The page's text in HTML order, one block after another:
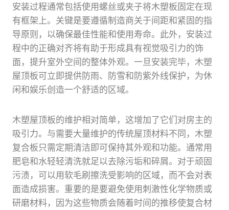
安装过程通常包括使用螺丝或夹子将木塑板固定在现
有框架上。关键是要遵循制造商关于间距和紧固的指
导原则，以确保最佳性能和使用寿命。此外，安装过
程中的正确对齐将有助于形成具有视觉吸引力的饰
面，提升室外空间的整体外观。一旦安装完毕，木塑
屋顶板可立即提供防雨、防雪和防紫外线保护，为休
闲和娱乐创造一个舒适的区域。
木塑屋顶板的维护相对简单，这增加了它们对房主的
吸引力。与需要大量维护的传统屋顶材料不同，木塑
复合板只需定期清洁即可保持其外观和功能。通常用
肥皂和水轻轻清洗就足以去除污垢和碎屑。对于顽固
污渍，可以用软毛刷擦洗受影响的区域，而不会对表
面造成损害。重要的是要避免使用刺激性化学物质或
研磨材料，因为这些物质会随着时间的推移使复合材